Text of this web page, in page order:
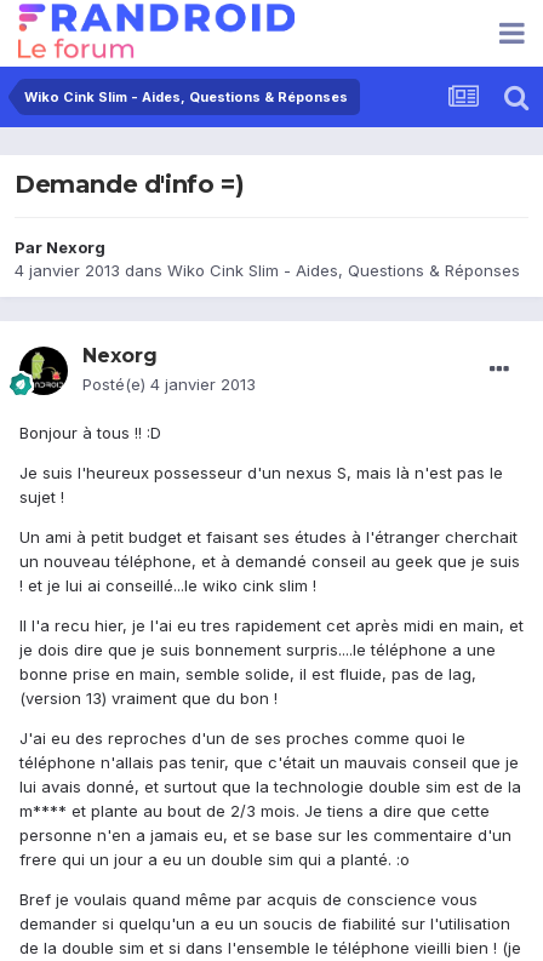
Wiko Cink Slim - Aides, Questions & Réponses
Demande d'info =)
Par Nexorg
4 janvier 2013 dans Wiko Cink Slim - Aides, Questions & Réponses
Nexorg
Posté(e) 4 janvier 2013
Bonjour à tous !! :D
Je suis l'heureux possesseur d'un nexus S, mais là n'est pas le
sujet !
Un ami à petit budget et faisant ses études à l'étranger cherchait
un nouveau téléphone, et à demandé conseil au geek que je suis
! et je lui ai conseillé...le wiko cink slim !
Il l'a recu hier, je l'ai eu tres rapidement cet après midi en main, et
je dois dire que je suis bonnement surpris....le téléphone a une
bonne prise en main, semble solide, il est fluide, pas de lag,
(version 13) vraiment que du bon !
J'ai eu des reproches d'un de ses proches comme quoi le
téléphone n'allais pas tenir, que c'était un mauvais conseil que je
lui avais donné, et surtout que la technologie double sim est de la
m**** et plante au bout de 2/3 mois. Je tiens a dire que cette
personne n'en a jamais eu, et se base sur les commentaire d'un
frere qui un jour a eu un double sim qui a planté. :o
Bref je voulais quand même par acquis de conscience vous
demander si quelqu'un a eu un soucis de fiabilité sur l'utilisation
de la double sim et si dans l'ensemble le téléphone vieilli bien ! (je